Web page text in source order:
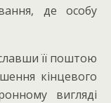
де особу
її поштою
кінцевого
вигляді